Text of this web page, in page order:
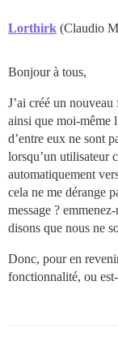
Lorthirk (Claudio
Bonjour à tous,
J’ai créé un
ainsi que moi-même
d’entre eux ne sont
lorsqu’un utilisateur
automatiquement
cela ne me dérange
message ?
disons que nous ne
Donc, pour en
fonctionnalité, ou